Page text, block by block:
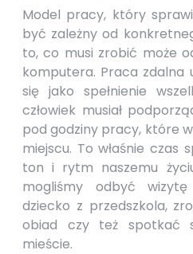
Model pracy, który
być zależny od
to, co musi zrobić może
komputera. Praca zdalna
się jako spełnienie
człowiek musiał
pod godziny pracy, które
miejscu. To właśnie czas
ton i rytm naszemu
mogliśmy odbyć
dziecko z przedszkola,
obiad czy też spotkać
mieście.